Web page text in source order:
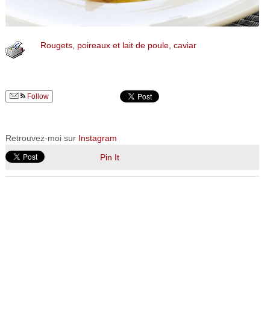
Rougets, poireaux et lait de poule, caviar
Follow
Retrouvez-moi sur Instagram
Pin It